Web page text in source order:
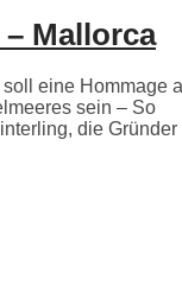
Mallorca
eine Hommage
sein – So
die Gründer